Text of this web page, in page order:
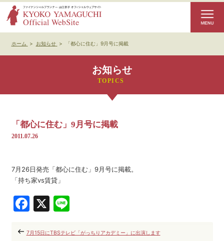
ホーム > お知らせ > 「都心に住む」9月号に掲載
お知らせ
「都心に住む」9月号に掲載
2011.07.26
7月26日発売「都心に住む」9月号に掲載。
「持ち家vs賃貸」
Facebook
X Line
7月15日にTBSテレビ「がっちりアカデミー」に出演します